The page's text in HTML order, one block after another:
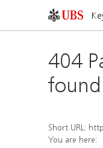
404
found
Short URL: https://
You are here: